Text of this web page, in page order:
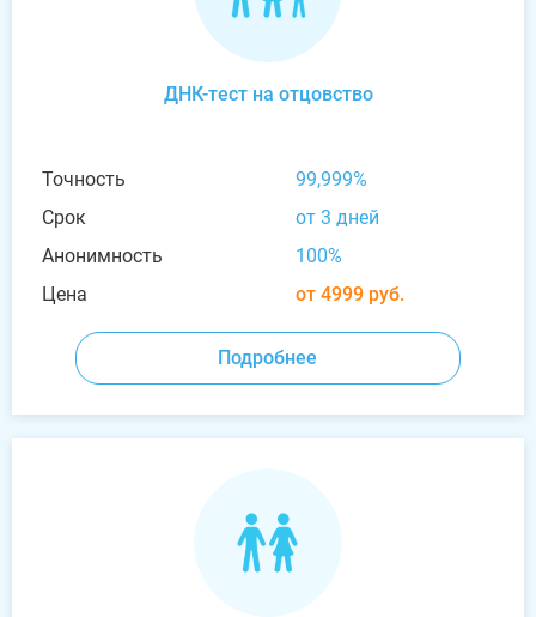
ДНК-тест на отцовство
Точность
99,999%
Срок
от 3 дней
Анонимность
100%
Цена
от 4999 руб.
Подробнее